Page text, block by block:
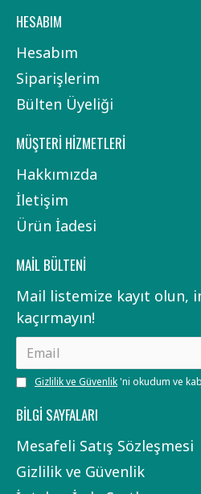
HESABIM
Hesabım
Siparişlerim
Bülten Üyeliği
MÜŞTERI HIZMETLERI
Hakkımızda
İletişim
Ürün İadesi
MAIL BÜLTENI
Mail listemize kayıt olun,
kaçırmayın!
Gizlilik ve Güvenlik'ni okudum ve
BILGI SAYFALARI
Mesafeli Satış Sözleşmesi
Gizlilik ve Güvenlik